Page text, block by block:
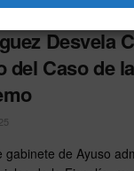
Desvela
del Caso de
gabinete de Ayuso